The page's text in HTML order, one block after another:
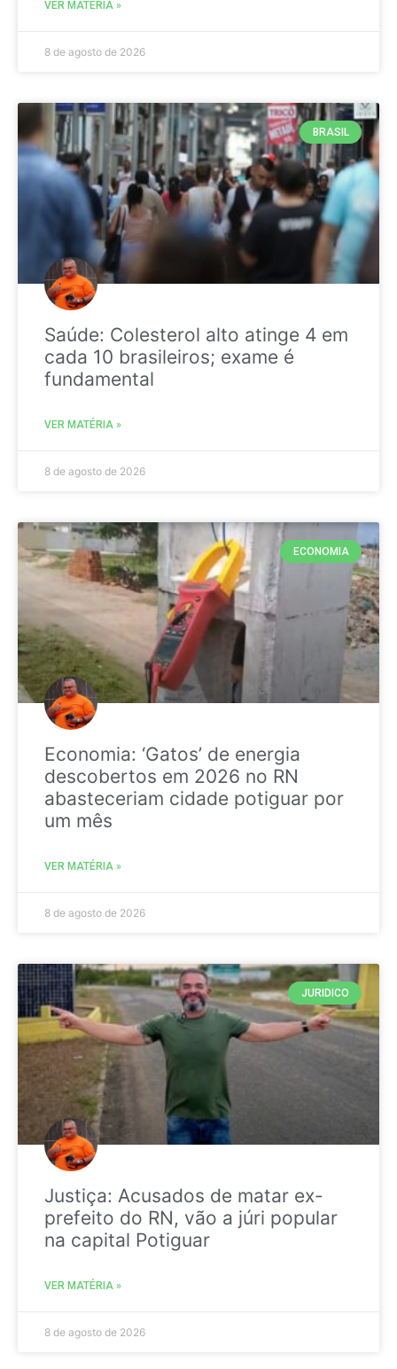
VER MATÉRIA »
8 de agosto de 2026
BRASIL
Saúde: Colesterol alto atinge 4 em
cada 10 brasileiros; exame é
fundamental
VER MATÉRIA »
8 de agosto de 2026
ECONOMIA
Economia: ‘Gatos’ de energia
descobertos em 2026 no RN
abasteceriam cidade potiguar por
um mês
VER MATÉRIA »
8 de agosto de 2026
JURIDICO
Justiça: Acusados de matar ex-
prefeito do RN, vão a júri popular
na capital Potiguar
VER MATÉRIA »
8 de agosto de 2026